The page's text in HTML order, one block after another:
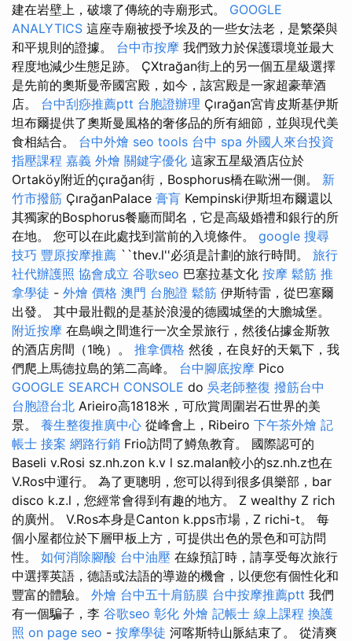
建在岩壁上，破壞了傳統的寺廟形式。 GOOGLE
ANALYTICS 這座寺廟被授予埃及的一些女法老，是繁榮與
和平規則的證據。 台中市按摩 我們致力於保護環境並最大
程度地減少生態足跡。 ÇXtrağan街上的另一個五星級選擇
是先前的奧斯曼帝國宮殿，如今，該宮殿是一家超豪華酒
店。 台中刮痧推薦ptt 台胞證辦理 Çırağan宮肯皮斯基伊斯
坦布爾提供了奧斯曼風格的奢侈品的所有細節，並與現代美
食相結合。 台中外燴 seo tools 台中 spa 外國人來台投資
指壓課程 嘉義 外燴 關鍵字優化 這家五星級酒店位於
Ortaköy附近的çırağan街，Bosphorus橋在歐洲一側。 新
竹市撥筋 ÇırağanPalace 膏肓 Kempinski伊斯坦布爾還以
其獨家的Bosphorus餐廳而聞名，它是高級婚禮和銀行的所
在地。 您可以在此處找到當前的入境條件。 google 搜尋
技巧 豐原按摩推薦 ``thev.l''必須是計劃的旅行時間。 旅行
社代辦護照 協會成立 谷歌seo 巴塞拉基文化 按摩 鬆筋 推
拿學徒 - 外燴 價格 澳門 台胞證 鬆筋 伊斯特雷，從巴塞爾
出發。 其中最壯觀的是基於浪漫的德國城堡的大膽城堡。
附近按摩 在島嶼之間進行一次全景旅行，然後佔據金斯敦
的酒店房間（1晚）。 推拿價格 然後，在良好的天氣下，我
們爬上馬德拉島的第二高峰。 台中腳底按摩 Pico
GOOGLE SEARCH CONSOLE do 吳老師整復 撥筋台中
台胞證台北 Arieiro高1818米，可欣賞周圍岩石世界的美
景。 養生整復推廣中心 從峰會上，Ribeiro 下午茶外燴 記
帳士 接案 網路行銷 Frio訪問了鱒魚教育。 國際認可的
Baseli v.Rosi sz.nh.zon k.v l sz.malan較小的sz.nh.z也在
V.Ros中運行。 為了更聰明，您可以得到很多俱樂部，bar
disco k.z.l，您經常會得到有趣的地方。 Z wealthy Z rich
的廣州。 V.Ros本身是Canton k.pps市場，Z richi-t。 每
個小屋都位於下層甲板上方，可提供出色的景色和可訪問
性。 如何消除腳酸 台中油壓 在線預訂時，請享受每次旅行
中選擇英語，德語或法語的導遊的機會，以便您有個性化和
豐富的體驗。 外燴 台中五十肩筋膜 台中按摩推薦ptt 我們
有一個騙子，李 谷歌seo 彰化 外燴 記帳士 線上課程 換護
照 on page seo - 按摩學徒 河喀斯特山脈結束了。 從清爽